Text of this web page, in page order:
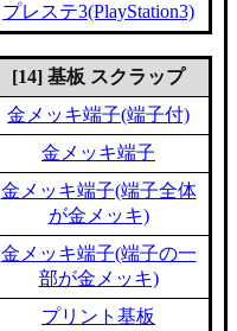
プレステ3(PlayStation3)
[14] 基板 スクラップ
金メッキ端子(端子付)
金メッキ端子
金メッキ端子(端子全体
が金メッキ)
金メッキ端子(端子の一
部が金メッキ)
プリント基板